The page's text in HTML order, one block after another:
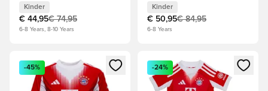
Kinder
€ 44,95€ 74,95
6-8 Years, 8-10 Years
Oberteile
Kinder
€ 50,95€ 84,95
6-8 Years
Öffnet ein Fenster zum Anmelden oder Registrieren als
-45%
Öffnet ein Fenster zum
-24%